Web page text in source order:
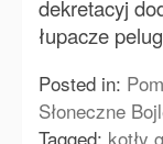
dekretacyj
łupacze
Posted in:
Słoneczne
Tagged: kotły